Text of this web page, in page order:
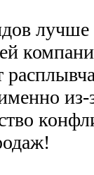
лучше